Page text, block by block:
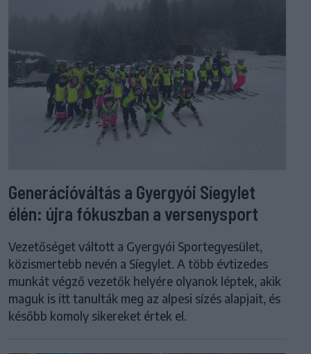
Generációváltás a Gyergyói Síegylet
élén: újra fókuszban a versenysport
Vezetőséget váltott a Gyergyói Sportegyesület,
közismertebb nevén a Síegylet. A több évtizedes
munkát végző vezetők helyére olyanok léptek, akik
maguk is itt tanulták meg az alpesi sízés alapjait, és
később komoly sikereket értek el.